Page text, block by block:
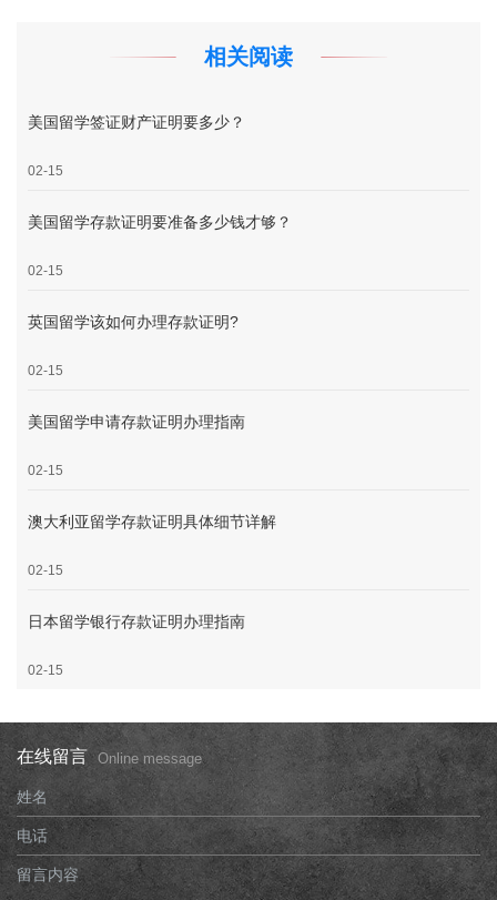
相关阅读
美国留学签证财产证明要多少？
02-15
美国留学存款证明要准备多少钱才够？
02-15
英国留学该如何办理存款证明?
02-15
美国留学申请存款证明办理指南
02-15
澳大利亚留学存款证明具体细节详解
02-15
日本留学银行存款证明办理指南
02-15
在线留言 Online message
姓名
电话
留言内容